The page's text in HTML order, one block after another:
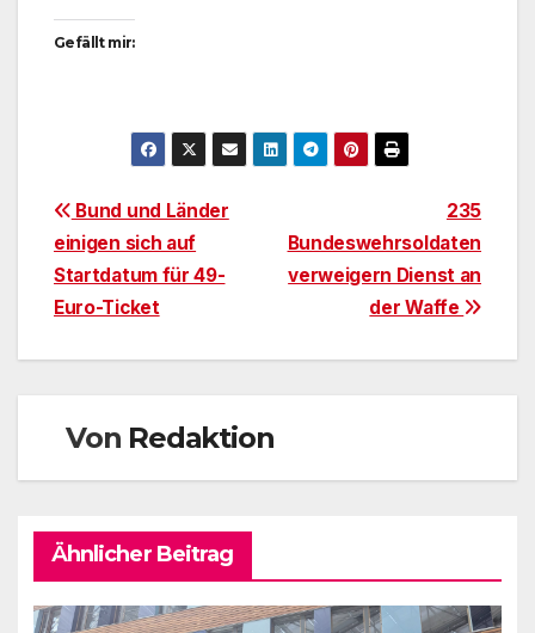
Gefällt mir:
Beitragsnavigation
235
Bundeswehrsoldaten
verweigern Dienst an
der Waffe
Bund und Länder
einigen sich auf
Startdatum für 49-
Euro-Ticket
Von Redaktion
Ähnlicher Beitrag